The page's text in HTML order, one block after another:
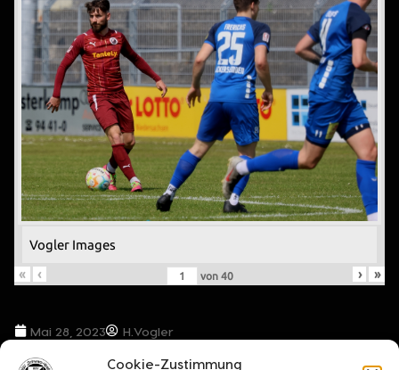
Cookie-Zustimmung
Vogler Images
«
‹ von 40 › »
Mai 28, 2023 H.Vogler